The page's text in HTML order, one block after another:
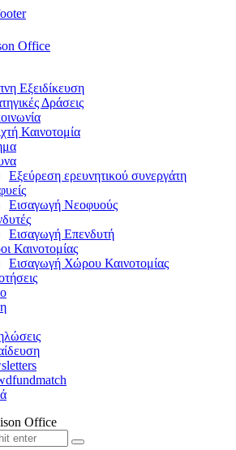
Εξειδίκευση
Δράσεις
Καινοτομία
Εξεύρεση ερευνητικού συνεργάτη
Εισαγωγή Νεοφυούς
Εισαγωγή Επενδυτή
Καινοτομίας
Εισαγωγή Χώρου Καινοτομίας